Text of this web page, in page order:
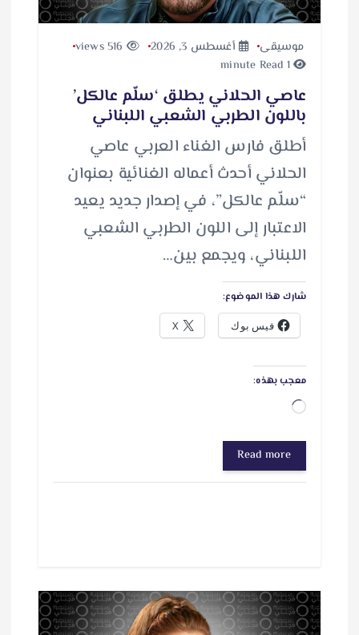
موسيقى أغسطس 3, 2026
1 minute Read
عاصي الحلاني يطلق ‘سلّم عالكل’
باللون الطربي الشعبي اللبناني
أطلق فارس الغناء العربي عاصي
الحلاني أحدث أعماله الغنائية بعنوان
“سلّم عالكل”، في إصدار جديد يعيد
الاعتبار إلى اللون الطربي الشعبي
اللبناني، ويجمع بين…
شارك هذا الموضوع:
فيس بوك X
معجب بهذه:
ج
ا
ر
ي
ح
م
Read more